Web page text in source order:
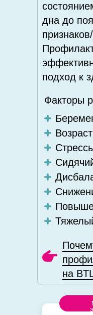
дна до
подход к
Факторы
на